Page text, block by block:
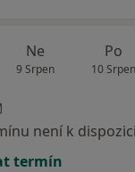
Ne
9 Srpen
Po
10 Srpen
není k dispozici
termín